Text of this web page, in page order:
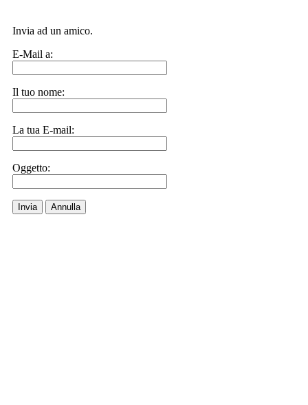
Invia ad un amico.
E-Mail a:
Il tuo nome:
La tua E-mail:
Oggetto:
Invia Annulla